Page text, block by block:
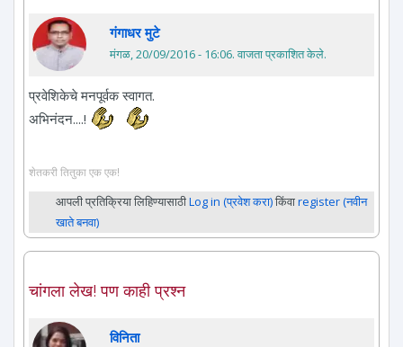
गंगाधर मुटे
मंगळ, 20/09/2016 - 16:06. वाजता प्रकाशित केले.
प्रवेशिकेचे मनपूर्वक स्वागत.
अभिनंदन....!
शेतकरी तितुका एक एक!
आपली प्रतिक्रिया लिहिण्यासाठीLog in (प्रवेश करा)किंवाregister (नवीन
खाते बनवा)
चांगला लेख! पण काही प्रश्न
विनिता